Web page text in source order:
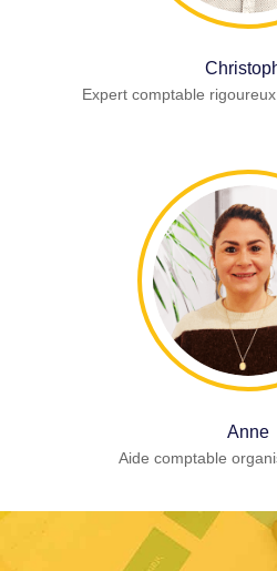
Expert comptable
Anne
Aide comptable